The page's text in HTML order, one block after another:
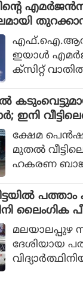
ത്തോട്
യായിരുന്നു
ന്വേഷിക്കുന്ന
ശബരിമല
തുറക്കാന്‍
എഫ്.ഐ.ആര്‍
ഇയാള്‍
ക്‌സിറ്റ്
എമര്‍ജന്‍സി
പാനല്‍
ഇനി
ക്ഷേമ
മുതൽ
ഹകരണ
യുഡിഎഫ്
ൾക്കു
പെൻഷൻ
പത്താം
ലൈംഗിക
മലയാലപ്പുഴ
ദേശിയായ